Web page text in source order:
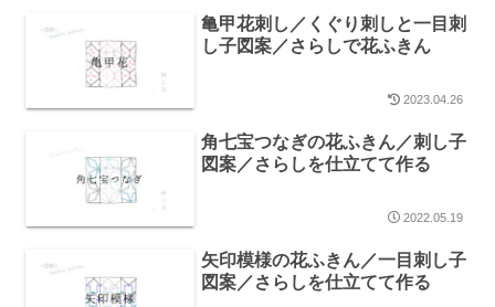
亀甲花刺し／くぐり刺しと一目刺
し子図案／さらしで花ふきん
2023.04.26
角七宝つなぎの花ふきん／刺し子
図案／さらしを仕立てて作る
2022.05.19
矢印模様の花ふきん／一目刺し子
図案／さらしを仕立てて作る